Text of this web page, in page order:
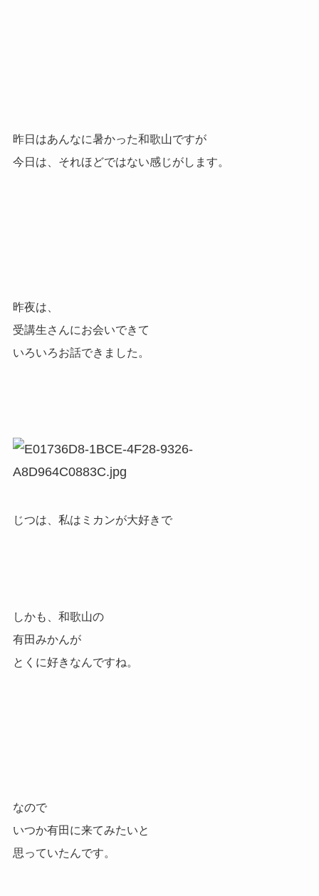
昨日はあんなに暑かった和歌山ですが
今日は、それほどではない感じがします。
昨夜は、
受講生さんにお会いできて
いろいろお話できました。
じつは、私はミカンが大好きで
しかも、和歌山の
有田みかんが
とくに好きなんですね。
なので
いつか有田に来てみたいと
思っていたんです。